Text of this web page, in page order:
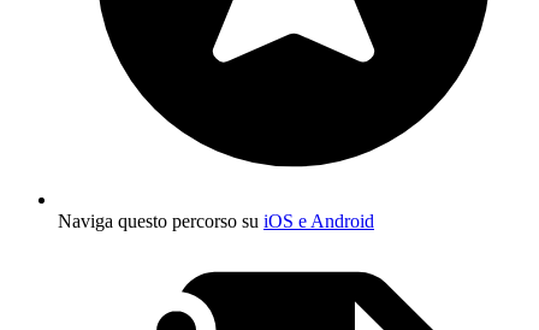
Naviga questo percorso su iOS e Android